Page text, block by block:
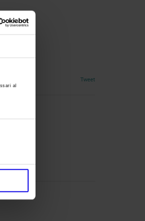
al
Tweet